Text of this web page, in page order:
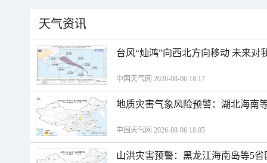
天气资讯
台风“灿鸿”向西北方向移动 未来对
中国天气网 2026-08-06 18:17
地质灾害气象风险预警：湖北海南
中国天气网 2026-08-06 18:05
山洪灾害预警：黑龙江海南岛等5